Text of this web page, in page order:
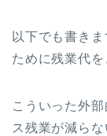
以下でも書き
ために残業代を
こういった外
ス残業が減らな